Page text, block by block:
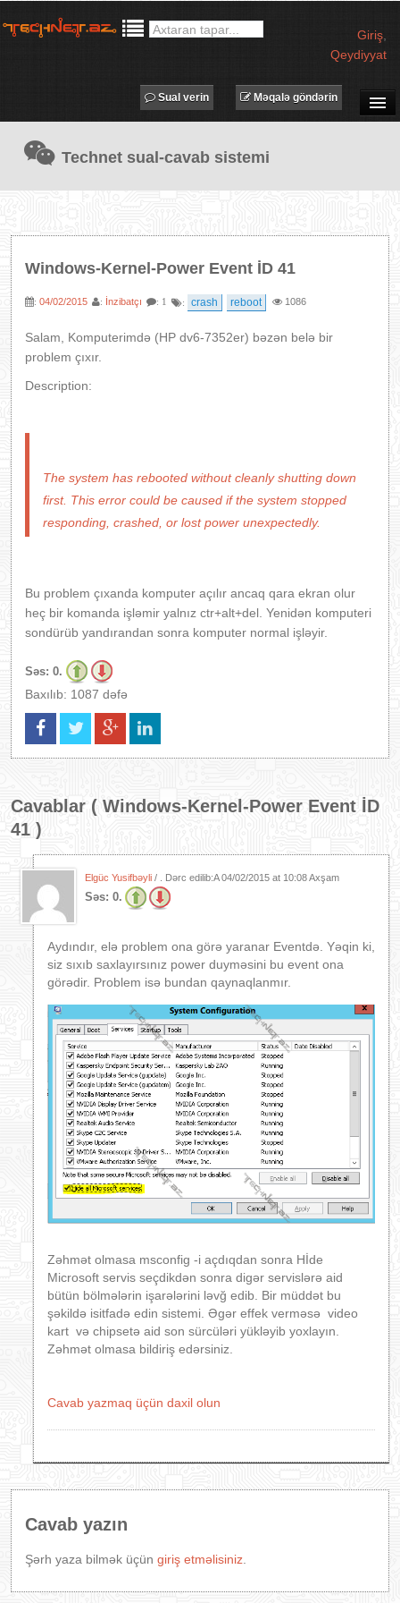
Giriş
Qeydiyyat
TECHNET TV
MƏQALƏLƏR
PROQRAMLAR
AVADANLIQLAR
IT LÜĞƏT
Məqalə göndərin
Sual verin
Technet sual-cavab sistemi
Windows-Kernel-Power Event İD 41
: 04/02/2015 : İnzibatçı : 1 : crash reboot 1086
Salam, Komputerimdə (HP dv6-7352er) bəzən belə bir
problem çıxır.
Description:
The system has rebooted without cleanly shutting down
first. This error could be caused if the system stopped
responding, crashed, or lost power unexpectedly.
Bu problem çıxanda komputer açılır ancaq qara ekran olur
heç bir komanda işləmir yalnız ctr+alt+del. Yenidən komputeri
sondürüb yandırandan sonra komputer normal işləyir.
Səs: 0.
Baxılıb: 1087 dəfə
Cavablar ( Windows-Kernel-Power Event İD
41 )
Elgüc Yusifbəyli / . Dərc edilib:A04/02/2015 at 10:08 Axşam
Səs: 0.
Aydındır, elə problem ona görə yaranar Eventdə. Yəqin ki,
siz sıxıb saxlayırsınız power duyməsini bu event ona
görədir. Problem isə bundan qaynaqlanmır.
Zəhmət olmasa msconfig -i açdıqdan sonra Hİde
Microsoft servis seçdikdən sonra digər servislərə aid
bütün bölmələrin işarələrini ləvğ edib. Bir müddət bu
şəkildə isitfadə edin sistemi. Əgər effek verməsə video
kart və chipsetə aid son sürcüləri yükləyib yoxlayın.
Zəhmət olmasa bildiriş edərsiniz.
Cavab yazmaq üçün daxil olun
Cavab yazın
Şərh yaza bilmək üçün giriş etməlisiniz